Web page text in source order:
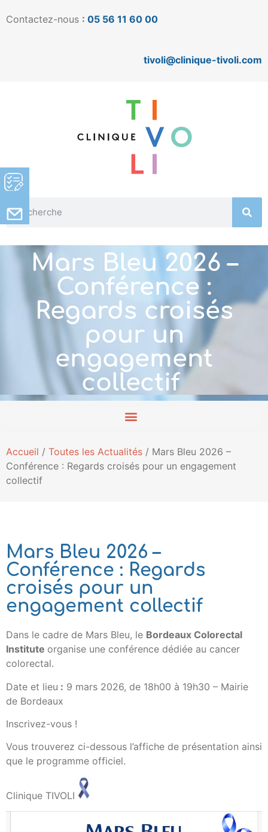
Contactez-nous : 05 56 11 60 00
tivoli@clinique-tivoli.com
Mars Bleu 2026 –
Conférence :
Regards croisés
pour un
engagement
collectif
Accueil / Toutes les Actualités / Mars Bleu 2026 –
Conférence : Regards croisés pour un engagement
collectif
Mars Bleu 2026 –
Conférence : Regards
croisés pour un
engagement collectif
Dans le cadre de Mars Bleu, le Bordeaux Colorectal
Institute organise une conférence dédiée au cancer
colorectal.
Date et lieu : 9 mars 2026, de 18h00 à 19h30 – Mairie
de Bordeaux
Inscrivez-vous !
Vous trouverez ci-dessous l’affiche de présentation ainsi
que le programme officiel.
Clinique TIVOLI